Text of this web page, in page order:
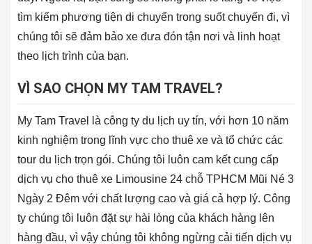
tìm kiếm phương tiện di chuyển trong suốt chuyến đi, vì
chúng tôi sẽ đảm bảo xe đưa đón tận nơi và linh hoạt
theo lịch trình của bạn.
VÌ SAO CHỌN MY TAM TRAVEL?
My Tam Travel là công ty du lịch uy tín, với hơn 10 năm
kinh nghiệm trong lĩnh vực cho thuê xe và tổ chức các
tour du lịch trọn gói. Chúng tôi luôn cam kết cung cấp
dịch vụ cho thuê xe Limousine 24 chỗ TPHCM Mũi Né 3
Ngày 2 Đêm với chất lượng cao và giá cả hợp lý. Công
ty chúng tôi luôn đặt sự hài lòng của khách hàng lên
hàng đầu, vì vậy chúng tôi không ngừng cải tiến dịch vụ